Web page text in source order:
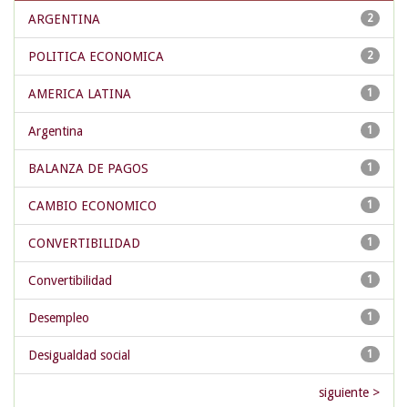
2
ARGENTINA
2
POLITICA ECONOMICA
1
AMERICA LATINA
1
Argentina
1
BALANZA DE PAGOS
1
CAMBIO ECONOMICO
1
CONVERTIBILIDAD
1
Convertibilidad
1
Desempleo
1
Desigualdad social
siguiente >